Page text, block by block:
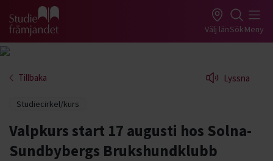
Gå till studiefrämjandets startsida Välj länSökMeny
Tillbaka Lyssna
Studiecirkel/kurs
Valpkurs start 17 augusti hos Solna-
Sundbybergs Brukshundklubb